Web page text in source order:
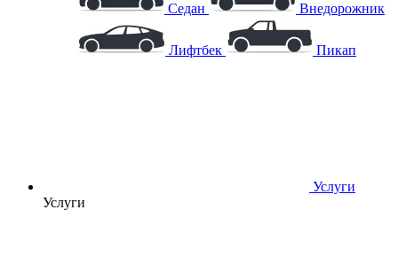
Седан Внедорожник
Лифтбек Пикап
Услуги
Услуги